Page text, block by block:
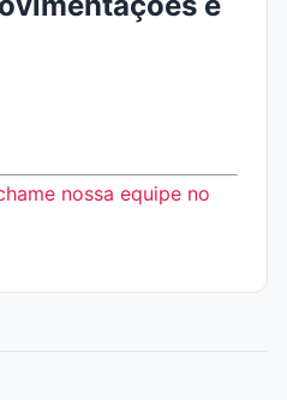
nossa equipe no